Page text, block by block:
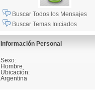
Buscar Todos los Mensajes
Buscar Temas Iniciados
Información Personal
Sexo:
Hombre
Ubicación:
Argentina